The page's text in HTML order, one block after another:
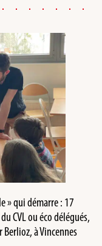
» qui démarre : 17
CVL ou éco délégués,
Berlioz, à Vincennes